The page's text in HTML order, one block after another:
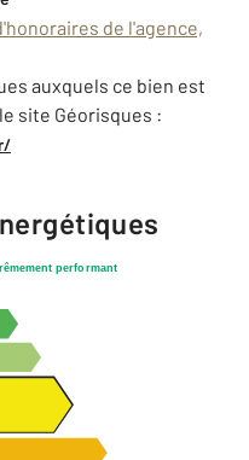
de l'agence,
auxquels ce bien est
site Géorisques :
performant